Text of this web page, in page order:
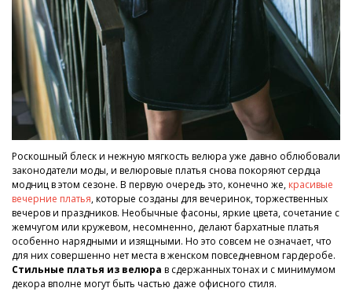
Роскошный блеск и нежную мягкость велюра уже давно облюбовали
законодатели моды, и велюровые платья снова покоряют сердца
модниц в этом сезоне. В первую очередь это, конечно же, красивые
вечерние платья, которые созданы для вечеринок, торжественных
вечеров и праздников. Необычные фасоны, яркие цвета, сочетание с
жемчугом или кружевом, несомненно, делают бархатные платья
особенно нарядными и изящными. Но это совсем не означает, что
для них совершенно нет места в женском повседневном гардеробе.
Стильные платья из велюра в сдержанных тонах и с минимумом
декора вполне могут быть частью даже офисного стиля.